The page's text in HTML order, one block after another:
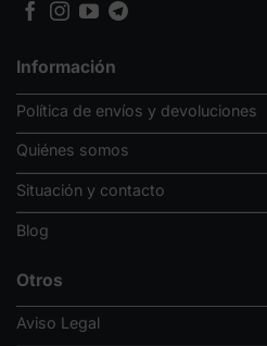
Información
Política de envíos y devoluciones
Quiénes somos
Situación y contacto
Blog
Otros
Aviso Legal